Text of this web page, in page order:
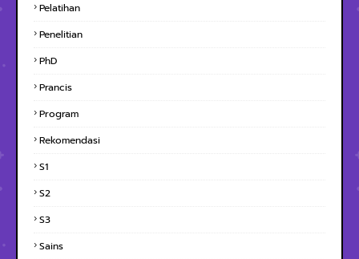
Pelatihan
Penelitian
PhD
Prancis
Program
Rekomendasi
S1
S2
S3
Sains